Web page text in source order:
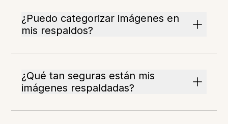
¿Puedo categorizar imágenes en
mis respaldos?
¿Qué tan seguras están mis
imágenes respaldadas?